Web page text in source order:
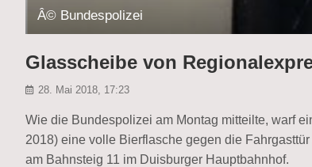
Â© Bundespolizei
Glasscheibe von
28. Mai 2018, 17:23
Wie die Bundespolizei am Montag mitteilte, warf
2018) eine volle Bierflasche gegen die
am Bahnsteig 11 im Duisburger Hauptbahnhof.